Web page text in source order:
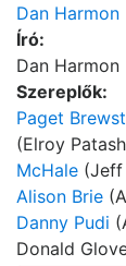
Dan Harmon
Író:
Dan Harmon
Szereplők:
Paget
(Elroy
McHale (Jeff
Alison Brie
Danny Pudi
Donald